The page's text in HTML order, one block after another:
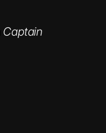
Captain